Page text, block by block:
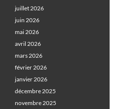
juillet 2026
juin 2026
mai 2026
avril 2026
mars 2026
février 2026
janvier 2026
décembre 2025
novembre 2025